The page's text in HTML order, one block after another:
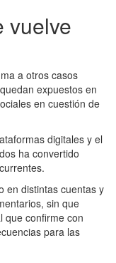
vuelve
a otros casos
expuestos en
en cuestión de
digitales y el
ha convertido
en distintas cuentas y
sin que
que confirme con
para las